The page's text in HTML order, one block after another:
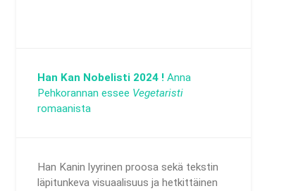
Han Kan Nobelisti 2024 ! Anna
Pehkorannan essee Vegetaristi
romaanista
Han Kanin lyyrinen proosa sekä tekstin
läpitunkeva visuaalisuus ja hetkittäinen